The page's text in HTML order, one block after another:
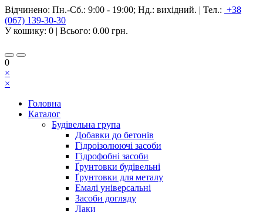
Відчинено: Пн.-Сб.: 9:00 - 19:00; Нд.: вихідний. | Тел.: +38
(067) 139-30-30
У кошику: 0 | Всього: 0.00 грн.
0
×
×
Головна
Каталог
Будівельна група
Добавки до бетонів
Гідроізолюючі засоби
Гідрофобні засоби
Ґрунтовки будівельні
Ґрунтовки для металу
Емалі універсальні
Засоби догляду
Лаки